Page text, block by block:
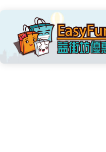
content
Lulu秋冬連帽外套
129.99 Original
price
$39.99/ 件